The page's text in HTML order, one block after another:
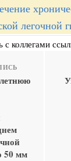
легочной
с коллегами
50 мм